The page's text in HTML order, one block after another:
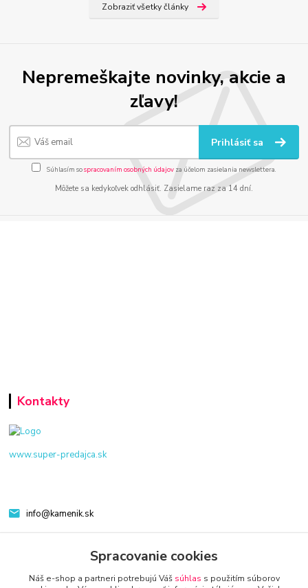
Zobraziť všetky články
Nepremeškajte novinky, akcie a
zľavy!
Prihlásiť sa
Súhlasím sospracovaním osobných údajov za účelom zasielania newslettera.
Môžete sa kedykoľvek odhlásiť. Zasielame raz za 14 dní.
Kontakty
www.super-predajca.sk
info@kamenik.sk
Spracovanie cookies
Náš e-shop a partneri potrebujú Váš súhlas s použitím súborov